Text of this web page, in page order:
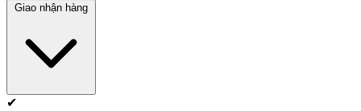
Giao nhận hàng
✔